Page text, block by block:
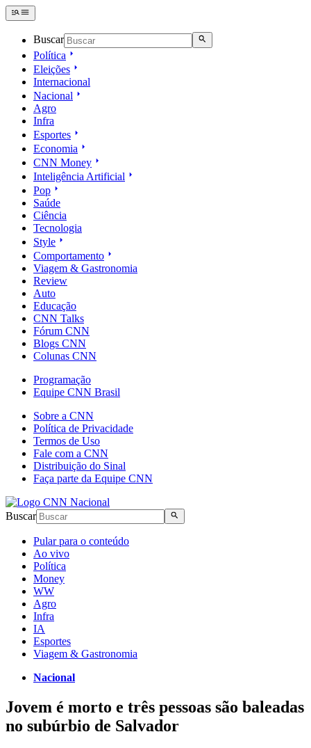
Buscar
Política
Eleições
Internacional
Nacional
Agro
Infra
Esportes
Economia
CNN Money
Inteligência Artificial
Pop
Saúde
Ciência
Tecnologia
Style
Comportamento
Viagem & Gastronomia
Review
Auto
Educação
CNN Talks
Fórum CNN
Blogs CNN
Colunas CNN
Programação
Equipe CNN Brasil
Sobre a CNN
Política de Privacidade
Termos de Uso
Fale com a CNN
Distribuição do Sinal
Faça parte da Equipe CNN
Buscar
Pular para o conteúdo
Ao vivo
Política
Money
WW
Agro
Infra
IA
Esportes
Viagem & Gastronomia
Nacional
Jovem é morto e três pessoas são baleadas
no subúrbio de Salvador